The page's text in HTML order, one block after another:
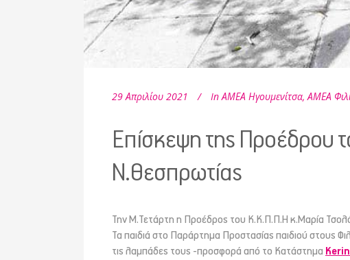
29 Απριλίου 2021 In ΑΜΕΑ Ηγουμενίτσα,ΑΜΕΑ
Επίσκεψη της Προέδρου
Ν.Θεσπρωτίας
Την Μ.Τετάρτη η Προέδρος του Κ.Κ.Π.Π.Η κ.Μαρία
Τα παιδιά στο Παράρτημα Προστασίας παιδιού στους
τις λαμπάδες τους -προσφορά από το Κατάστημα